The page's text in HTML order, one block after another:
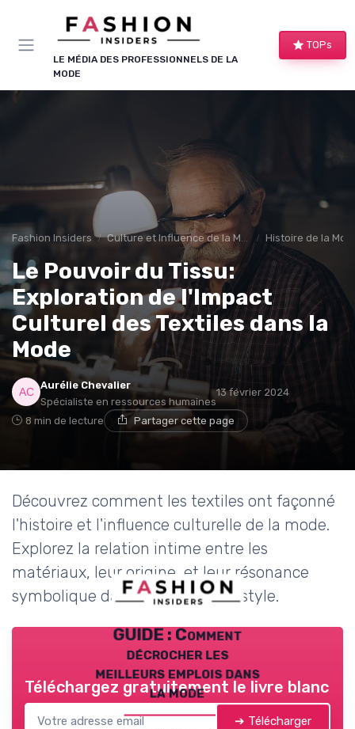
LE MÉDIA DES PROFESSIONNELS DE LA
MODE
TOPs
Fashion Insiders Culture et Influence de la Mode Histoire de la
Le Pouvoir du Tissu:
Exploration de l'Impact
Culturel des Textiles dans la
Mode
Aurélie Chevalier
Spécialiste en ressources humaines
13 février 2024
8 min de lecture Partager cette page
Découvrez comment les textiles ont façonné
l'histoire et l'influence culturelle de la mode.
Explorez la relation intime entre les
matériaux, leur origine, et leur résonance
symbolique dans l'évolution du style.
GUIDE : Comment
décrocher les
meilleurs emplois dans
la mode
Téléchargez gratuitement le livre blanc
➔ Télécharger